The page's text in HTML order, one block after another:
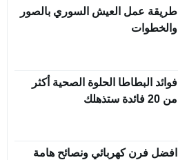
طريقة عمل العيش السوري بالصور
والخطوات
فوائد البطاطا الحلوة الصحية أكثر
من 20 فائدة ستذهلك
افضل فرن كهربائي ونصائح هامة